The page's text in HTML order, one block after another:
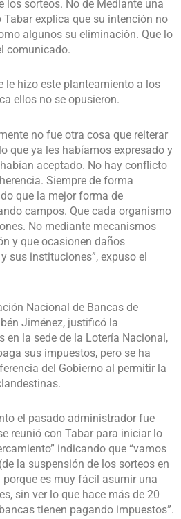
los sorteos. No de Mediante una
explica que su intención no
algunos su eliminación. Que lo
comunicado.
le hizo este planteamiento a los
ellos no se opusieron.
no fue otra cosa que reiterar
que ya les habíamos expresado y
aceptado. No hay conflicto
Siempre de forma
que la mejor forma de
campos. Que cada organismo
No mediante mecanismos
y que ocasionen daños
sus instituciones”, expuso el
Nacional de Bancas de
Jiménez, justificó la
en la sede de la Lotería Nacional,
sus impuestos, pero se ha
del Gobierno al permitir la
el pasado administrador fue
reunió con Tabar para iniciar lo
indicando que “vamos
la suspensión de los sorteos en
porque es muy fácil asumir una
sin ver lo que hace más de 20
tienen pagando impuestos”.